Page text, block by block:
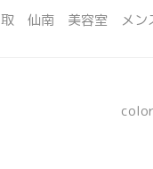
仙南 美容室 メ
color